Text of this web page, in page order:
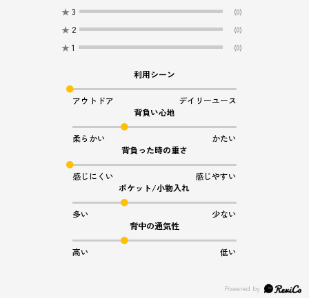
★ 3 (0)
★ 2 (0)
★ 1 (0)
利用シーン
アウトドア
デイリーユース
背負い心地
柔らかい
かたい
背負った時の重さ
感じにくい
感じやすい
ポケット/小物入れ
多い
少ない
背中の通気性
高い 低い